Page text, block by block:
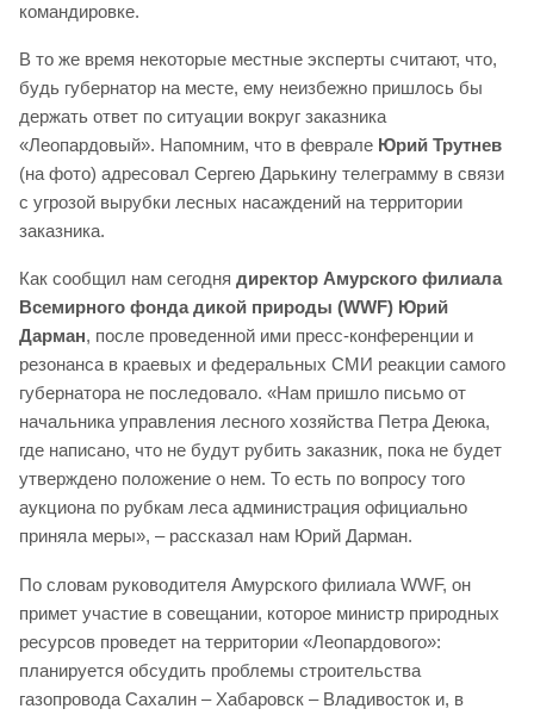
командировке.
В то же время некоторые местные эксперты считают, что,
будь губернатор на месте, ему неизбежно пришлось бы
держать ответ по ситуации вокруг заказника
«Леопардовый». Напомним, что в феврале Юрий Трутнев
(на фото) адресовал Сергею Дарькину телеграмму в связи
с угрозой вырубки лесных насаждений на территории
заказника.
Как сообщил нам сегодня директор Амурского филиала
Всемирного фонда дикой природы (WWF) Юрий
Дарман, после проведенной ими пресс-конференции и
резонанса в краевых и федеральных СМИ реакции самого
губернатора не последовало. «Нам пришло письмо от
начальника управления лесного хозяйства Петра Деюка,
где написано, что не будут рубить заказник, пока не будет
утверждено положение о нем. То есть по вопросу того
аукциона по рубкам леса администрация официально
приняла меры», – рассказал нам Юрий Дарман.
По словам руководителя Амурского филиала WWF, он
примет участие в совещании, которое министр природных
ресурсов проведет на территории «Леопардового»:
планируется обсудить проблемы строительства
газопровода Сахалин – Хабаровск – Владивосток и, в